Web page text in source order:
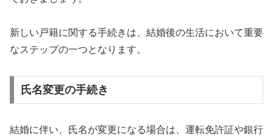
新しい戸籍に関する手続きは、結婚後の生活において重要
なステップの一つとなります。
氏名変更の手続き
結婚に伴い、氏名が変更になる場合は、運転免許証や銀行